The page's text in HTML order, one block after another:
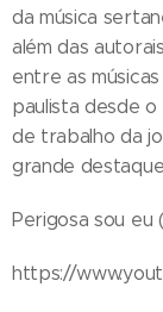
da música
além das
entre as
paulista desde o
de trabalho da
grande
Perigosa sou eu
https://